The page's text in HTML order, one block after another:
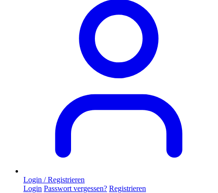
Login / Registrieren
Login Passwort vergessen? Registrieren